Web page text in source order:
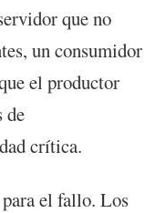
que no
un consumidor
el productor
de
crítica.
el fallo. Los